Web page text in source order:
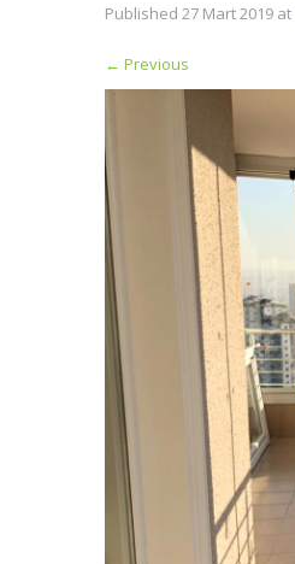
Published 27 Mart 2019 at
← Previous